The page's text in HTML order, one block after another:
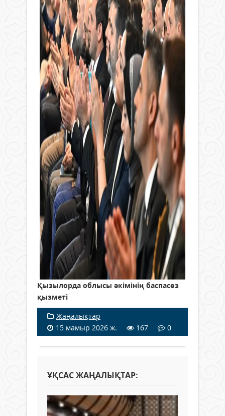
Қызылорда облысы әкімінің баспасөз
қызметі
Жаңалықтар
15 мамыр 2026 ж.
167 0
ҰҚСАС ЖАҢАЛЫҚТАР: